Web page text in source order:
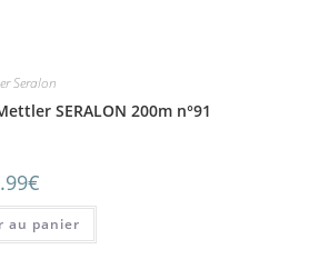
Seralon
SERALON 200m n°91
€
au panier